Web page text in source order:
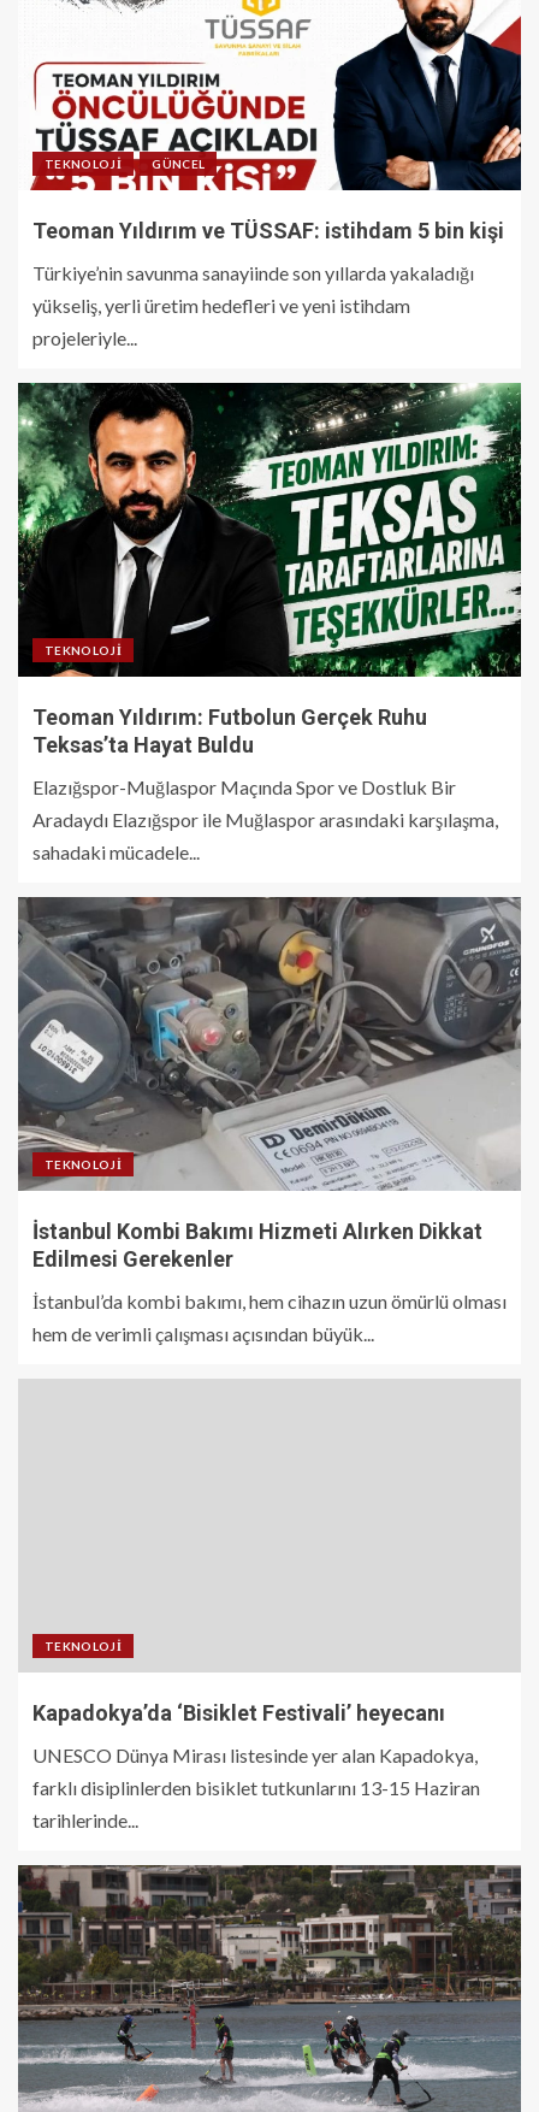
TEKNOLOJI GÜNCEL
Teoman Yıldırım ve TÜSSAF: istihdam 5 bin kişi
Türkiye’nin savunma sanayiinde son yıllarda yakaladığı
yükseliş, yerli üretim hedefleri ve yeni istihdam
projeleriyle...
TEKNOLOJI
Teoman Yıldırım: Futbolun Gerçek Ruhu
Teksas’ta Hayat Buldu
Elazığspor-Muğlaspor Maçında Spor ve Dostluk Bir
Aradaydı Elazığspor ile Muğlaspor arasındaki karşılaşma,
sahadaki mücadele...
TEKNOLOJI
İstanbul Kombi Bakımı Hizmeti Alırken Dikkat
Edilmesi Gerekenler
İstanbul’da kombi bakımı, hem cihazın uzun ömürlü olması
hem de verimli çalışması açısından büyük...
TEKNOLOJI
Kapadokya’da ‘Bisiklet Festivali’ heyecanı
UNESCO Dünya Mirası listesinde yer alan Kapadokya,
farklı disiplinlerden bisiklet tutkunlarını 13-15 Haziran
tarihlerinde...